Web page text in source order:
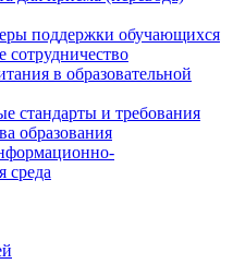
поддержки обучающихся
в образовательной
стандарты и требования
образования
среда